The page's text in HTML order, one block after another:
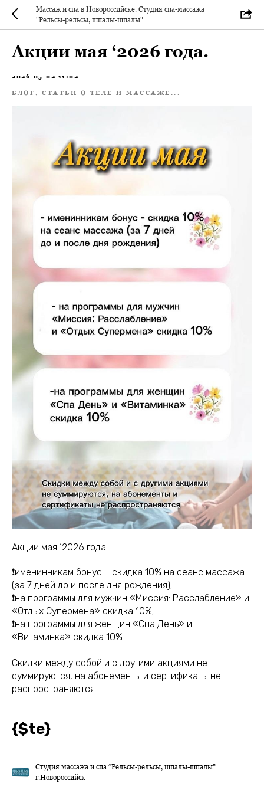
Массаж и спа в Новороссийске. Студия спа-массажа
"Рельсы-рельсы, шпалы-шпалы"
Акции мая ‘2026 года.
2026-05-02 11:02
БЛОГ, СТАТЬИ О ТЕЛЕ И МАССАЖЕ...
Акции мая ‘2026 года.
❗именинникам бонус – скидка 10% на сеанс массажа
(за 7 дней до и после дня рождения);
❗на программы для мужчин «Миссия: Расслабление» и
«Отдых Супермена» скидка 10%;
❗на программы для женщин «Спа День» и
«Витаминка» скидка 10%.
Скидки между собой и с другими акциями не
суммируются, на абонементы и сертификаты не
распространяются.
{$te}
Студия массажа и спа “Рельсы-рельсы, шпалы-шпалы”
г.Новороссийск